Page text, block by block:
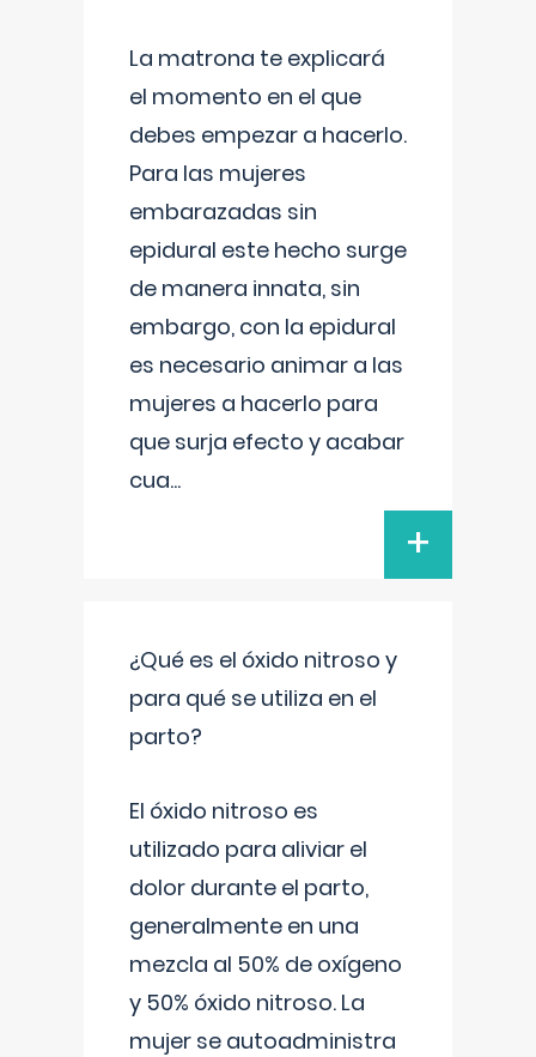
La matrona te explicará
el momento en el que
debes empezar a hacerlo.
Para las mujeres
embarazadas sin
epidural este hecho surge
de manera innata, sin
embargo, con la epidural
es necesario animar a las
mujeres a hacerlo para
que surja efecto y acabar
cua...
+
¿Qué es el óxido nitroso y
para qué se utiliza en el
parto?
El óxido nitroso es
utilizado para aliviar el
dolor durante el parto,
generalmente en una
mezcla al 50% de oxígeno
y 50% óxido nitroso. La
mujer se autoadministra